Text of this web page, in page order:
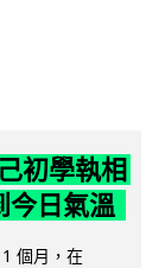
初學執相
今日氣溫
個月，在